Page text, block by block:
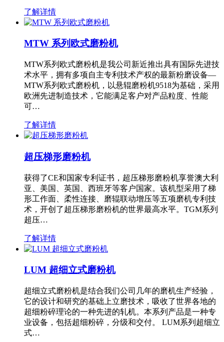
了解详情
MTW 系列欧式磨粉机
MTW系列欧式磨粉机是我公司新近推出具有国际先进技
术水平，拥有多项自主专利技术产权的最新粉磨设备—
MTW系列欧式磨粉机，以悬辊磨粉机9518为基础，采用
欧洲先进制造技术，它能满足客户对产品粒度、性能
可…
了解详情
超压梯形磨粉机
获得了CE和国家专利证书，超压梯形磨粉机享誉澳大利
亚、美国、英国、西班牙等客户国家。该机型采用了梯
形工作面、柔性连接、磨辊联动增压等五项磨机专利技
术，开创了超压梯形磨粉机的世界最高水平。TGM系列
超压…
了解详情
LUM 超细立式磨粉机
超细立式磨粉机是结合我们公司几年的磨机生产经验，
它的设计和研究的基础上立磨技术，吸收了世界各地的
超细粉碎理论的一种先进的轧机。本系列产品是一种专
业设备，包括超细粉碎，分级和交付。 LUM系列超细立
式…